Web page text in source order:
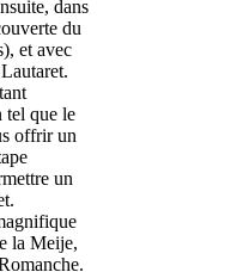
dans
du
et avec
tel que le
offrir un
un
la Meije,